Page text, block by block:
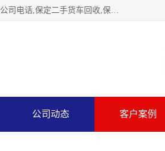
保定辉领再生资源回收有限公司主要经营保定旧车回收，保定报废汽车回收，保定报废汽车回收公司电话,保定二手货车回收,保定黄标车回收, 保定黄标车回收，保定哪里收报废车，保定废旧汽车回收，保定汽车报废手续办理，保定汽车解体厂。将通过采取区域限行促进淘汰、经济补助激励新、加大上路*法处罚、加强达标排放监管等综合措施，对老旧机动车逐步实行末位淘汰，加快老旧机动车淘汰新
公司动态 客户案例